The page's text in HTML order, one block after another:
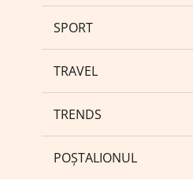
SPORT
TRAVEL
TRENDS
POȘTALIONUL